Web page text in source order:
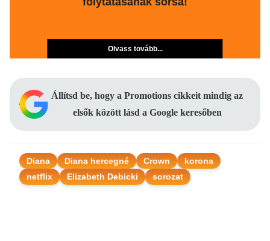
Olvass tovább...
Állítsd be, hogy a Promotions cikkeit mindig az
elsők között lásd a Google keresőben
Diana Diana hercegné Crown
korona
netflix
Elizabeth Debicki sorozat